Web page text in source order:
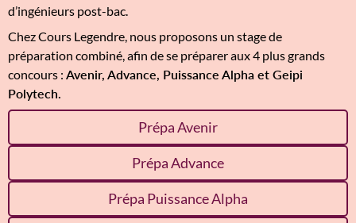
d’ingénieurs post-bac.
Chez Cours Legendre, nous proposons un stage de
préparation combiné, afin de se préparer aux 4 plus grands
concours : Avenir, Advance, Puissance Alpha et Geipi
Polytech.
Prépa Avenir
Prépa Advance
Prépa Puissance Alpha